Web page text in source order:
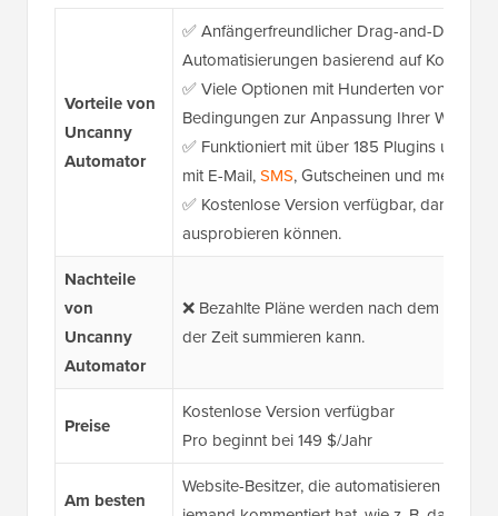
Vorteile von
Uncanny
Automator
✅ Anfängerfreundlicher Drag-and-Drop-
Automatisierungen basierend auf
✅ Viele Optionen mit Hunderten von
Bedingungen zur Anpassung Ihrer
✅ Funktioniert mit über 185 Plugins und
mit E-Mail,SMS, Gutscheinen und mehr
✅ Kostenlose Version verfügbar, damit Sie
ausprobieren können.
Nachteile
von
Uncanny
Automator
❌ Bezahlte Pläne werden nach dem ersten
der Zeit summieren kann.
Preise
Kostenlose Version verfügbar
Pro beginnt bei 149 $/Jahr
Am besten
Website-Besitzer, die automatisieren